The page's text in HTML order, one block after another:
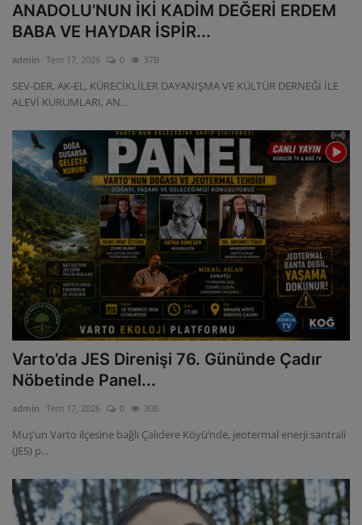
ANADOLU’NUN İKİ KADİM DEĞERİ ERDEM
BABA VE HAYDAR İSPİR...
admin Tem 17, 2026 0 37B
SEV-DER, AK-EL, KÜRECİKLİLER DAYANIŞMA VE KÜLTÜR DERNEĞİ İLE
ALEVİ KURUMLARI, AN...
Varto’da JES Direnişi 76. Gününde Çadır
Nöbetinde Panel...
admin Tem 17, 2026 0 30B
Muş’un Varto ilçesine bağlı Çalıdere Köyü’nde, jeotermal enerji santrali
(JES) p...